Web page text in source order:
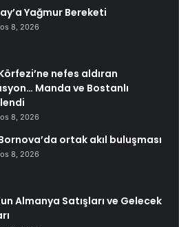
Yağmur Bereketi
8, 2026
nefes aldıran
Manda ve Bostanlı
8, 2026
ortak akıl buluşması
8, 2026
Almanya Satışları ve Gelecek